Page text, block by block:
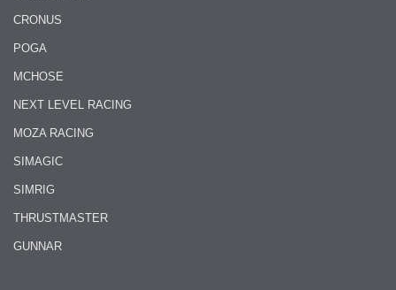
CRONUS
POGA
MCHOSE
NEXT LEVEL RACING
MOZA RACING
SIMAGIC
SIMRIG
THRUSTMASTER
GUNNAR